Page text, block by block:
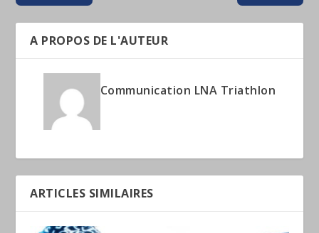
A PROPOS DE L'AUTEUR
Communication LNA Triathlon
ARTICLES SIMILAIRES